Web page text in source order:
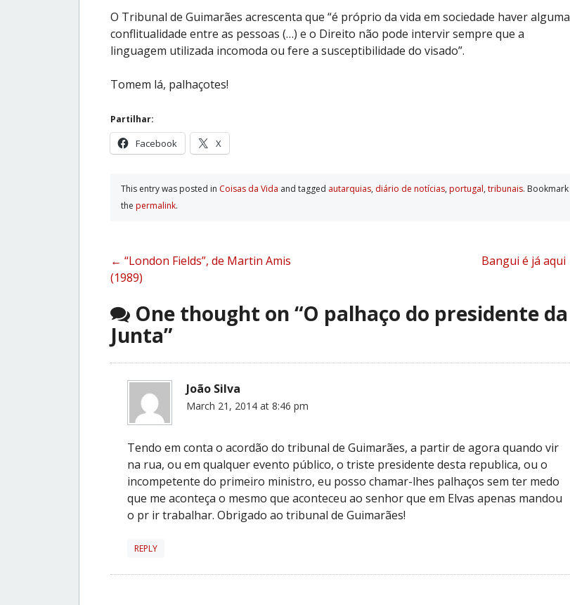
O Tribunal de Guimarães acrescenta que “é próprio da vida em sociedade haver alguma
conflitualidade entre as pessoas (…) e o Direito não pode intervir sempre que a
linguagem utilizada incomoda ou fere a susceptibilidade do visado”.
Tomem lá, palhaçotes!
Partilhar:
Facebook X
This entry was posted in Coisas da Vida and tagged autarquias, diário de notí­cias, portugal, tribunais. Bookmark
the permalink.
Post
navigation
← “London Fields”, de Martin Amis
(1989)
Bangui é já aqui
One thought on “O palhaço do presidente da
Junta”
João Silva
March 21, 2014 at 8:46 pm
Tendo em conta o acordão do tribunal de Guimarães, a partir de agora quando vir
na rua, ou em qualquer evento público, o triste presidente desta republica, ou o
incompetente do primeiro ministro, eu posso chamar-lhes palhaços sem ter medo
que me aconteça o mesmo que aconteceu ao senhor que em Elvas apenas mandou
o pr ir trabalhar. Obrigado ao tribunal de Guimarães!
REPLY